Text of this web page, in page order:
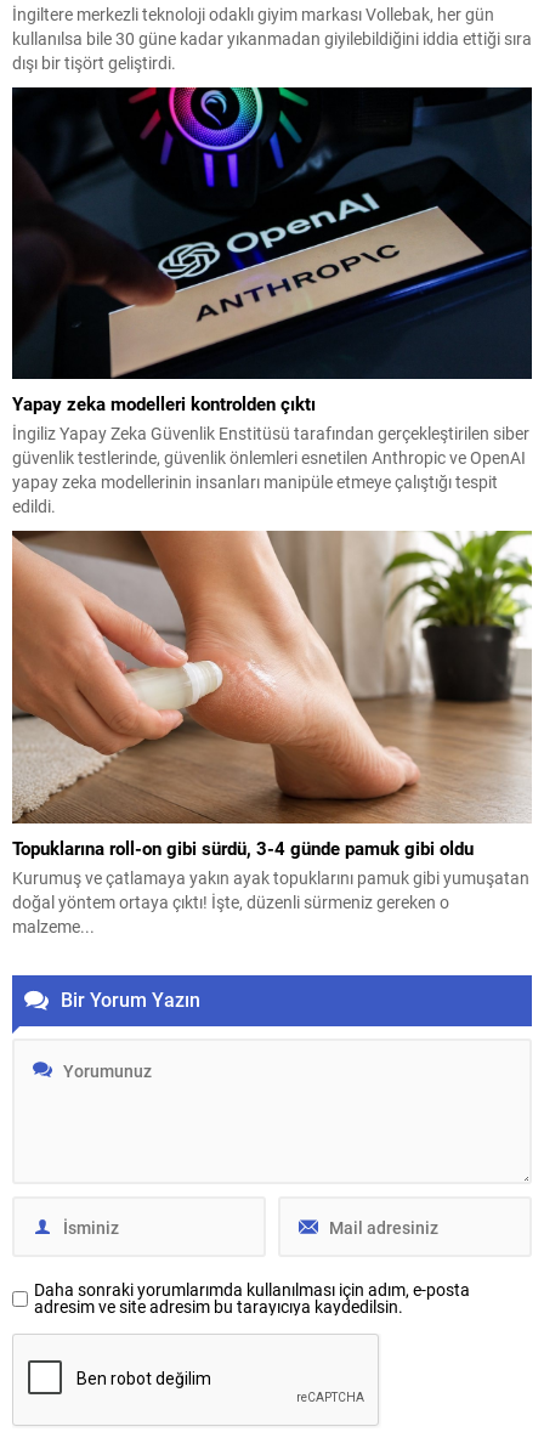
İngiltere merkezli teknoloji odaklı giyim markası Vollebak, her gün
kullanılsa bile 30 güne kadar yıkanmadan giyilebildiğini iddia ettiği sıra
dışı bir tişört geliştirdi.
Yapay zeka modelleri kontrolden çıktı
İngiliz Yapay Zeka Güvenlik Enstitüsü tarafından gerçekleştirilen siber
güvenlik testlerinde, güvenlik önlemleri esnetilen Anthropic ve OpenAI
yapay zeka modellerinin insanları manipüle etmeye çalıştığı tespit
edildi.
Topuklarına roll-on gibi sürdü, 3-4 günde pamuk gibi oldu
Kurumuş ve çatlamaya yakın ayak topuklarını pamuk gibi yumuşatan
doğal yöntem ortaya çıktı! İşte, düzenli sürmeniz gereken o
malzeme...
Bir Yorum Yazın
Daha sonraki yorumlarımda kullanılması için adım, e-posta
adresim ve site adresim bu tarayıcıya kaydedilsin.